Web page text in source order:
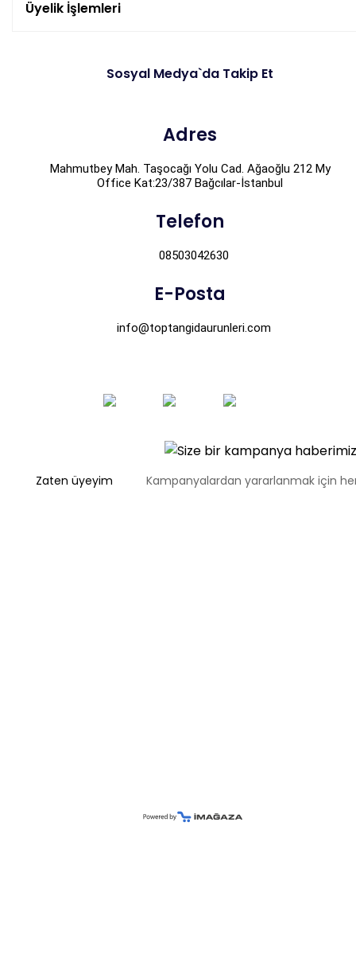
Üyelik İşlemleri
Sosyal Medya`da Takip Et
Adres
Mahmutbey Mah. Taşocağı Yolu Cad. Ağaoğlu 212 My
Office Kat:23/387 Bağcılar-İstanbul
Telefon
08503042630
E-Posta
info@toptangidaurunleri.com
Kampanyalardan yararlanmak için
Zaten üyeyim